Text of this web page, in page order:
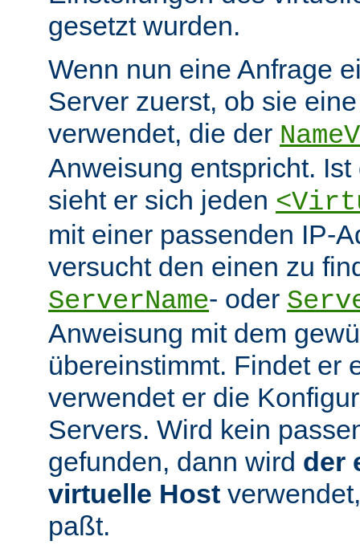
gesetzt wurden.
Wenn nun eine Anfrage
Server zuerst, ob sie
verwendet, die der
Anweisung entspricht.
sieht er sich jeden
mit einer passenden IP-
versucht den einen zu
ServerName- oder
Anweisung mit dem
übereinstimmt. Findet er
verwendet er die
Servers. Wird kein
gefunden, dann wird der
virtuelle Host
paßt.